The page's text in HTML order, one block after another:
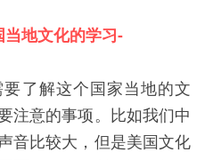
地文化的学习-
了解这个国家当地的文
注意的事项。比如我们中
音比较大，但是美国文化